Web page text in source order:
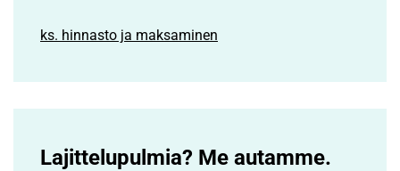
ks. hinnasto ja maksaminen
Lajittelupulmia? Me autamme.